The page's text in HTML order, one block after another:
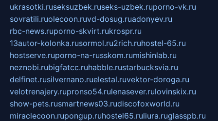
ukrasotki.ruseksuzbek.ruseks-uzbek.ruporno-vk.ru
sovratili.ruolecoon.ruvd-dosug.ruadonyev.ru
rbc-news.ruporno-skvirt.rukrospr.ru
13autor-kolonka.rusormol.ru2rich.ruhostel-65.ru
hostserve.ruporno-na-russkom.rumishinlab.ru
neznobi.rubigfatcc.ruhabble.rustarbucksvia.ru
delfinet.rusilvernano.ruelestal.ruvektor-doroga.ru
velotrenajery.rupronso54.rulenasever.rulovinskix.ru
show-pets.rusmartnews03.rudiscofoxworld.ru
miraclecoon.rupongup.ruhostel65.ruliura.ruglasspb.ru